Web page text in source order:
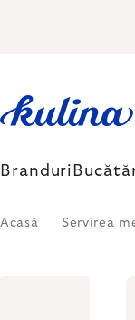
Branduri
Acasă Servirea